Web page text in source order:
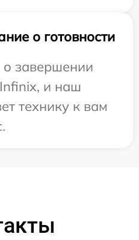
о готовности
завершении
и наш
технику к вам